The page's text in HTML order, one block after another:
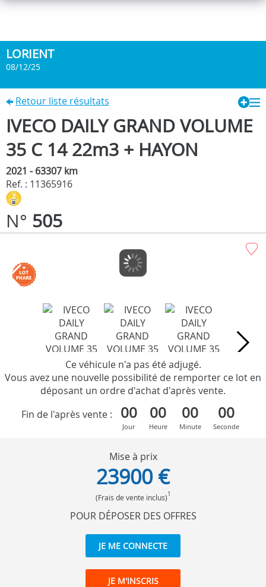
LORIENT
08/12/25
Retour liste résultats
IVECO DAILY GRAND VOLUME
35 C 14 22m3 + HAYON
2021 - 63307 km
Ref. : 11365916
N° 505
Ce véhicule n'a pas été adjugé.
Vous avez une nouvelle possibilité de remporter ce lot en
déposant un ordre d'achat d'après vente.
Fin de l'après vente :
00
Jour
00
Heure
00
Minute
00
Seconde
Mise à prix
23900 €
(Frais de vente inclus)1
POUR DÉPOSER DES OFFRES
JE ME CONNECTE
JE M'INSCRIS